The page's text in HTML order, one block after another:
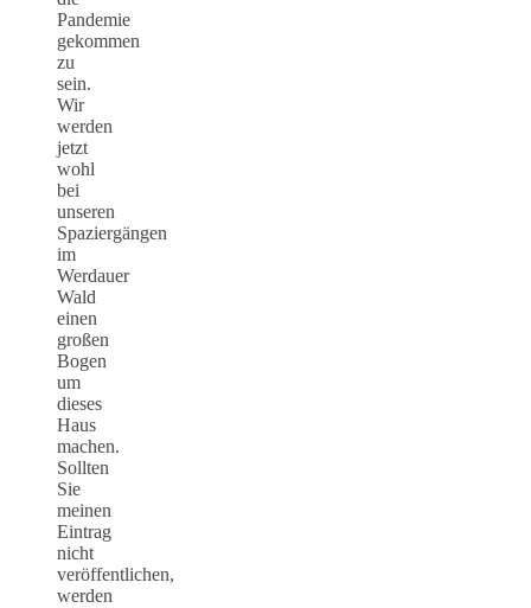
Pandemie
gekommen
zu
sein.
Wir
werden
jetzt
wohl
bei
unseren
Spaziergängen
im
Werdauer
Wald
einen
großen
Bogen
um
dieses
Haus
machen.
Sollten
Sie
meinen
Eintrag
nicht
veröffentlichen,
werden